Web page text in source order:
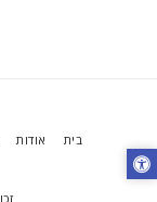
בית אודות